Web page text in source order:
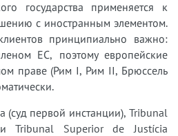
государства применяется к
с иностранным элементом.
принципиально важно:
ЕС, поэтому европейские
праве (Рим I, Рим II, Брюссель
первой инстанции), Tribunal
Tribunal Superior de Justícia